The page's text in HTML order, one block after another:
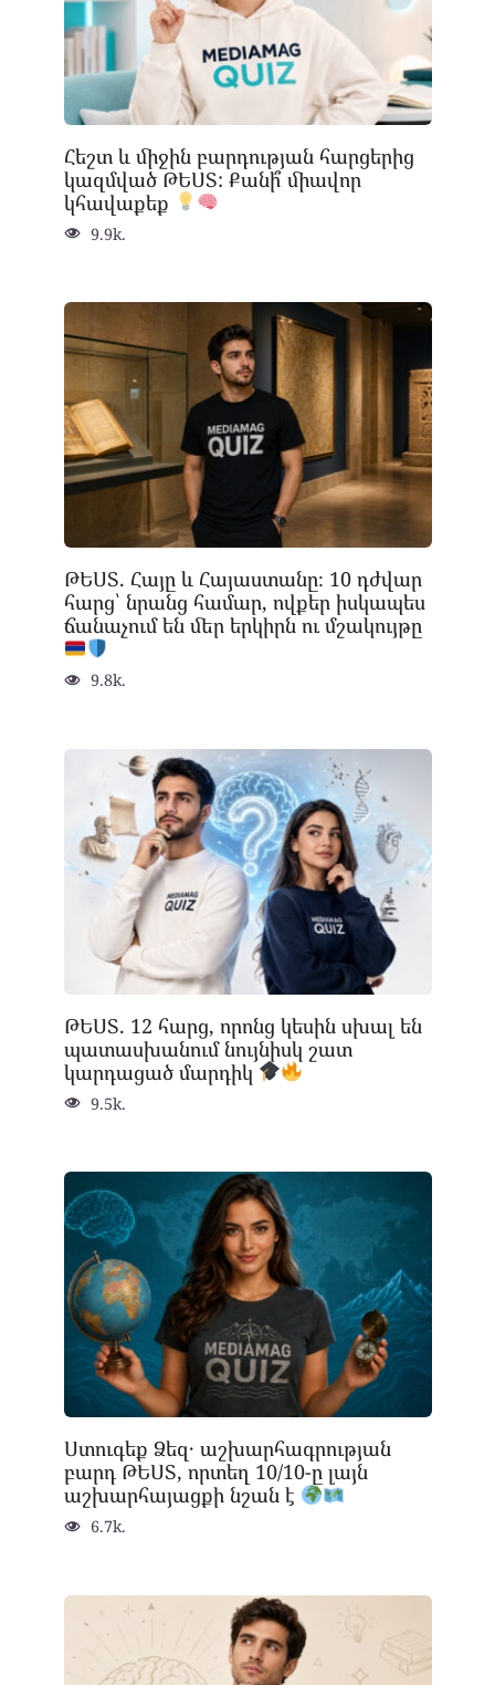
Հեշտ և միջին բարդության հարցերից
կազմված ԹԵՍՏ: Քանի՞ միավոր
կհավաքեք
9.9k.
ԹԵՍՏ. Հայը և Հայաստանը։ 10 դժվար
հարց՝ նրանց համար, ովքեր իսկապես
ճանաչում են մեր երկիրն ու մշակույթը
9.8k.
ԹԵՍՏ. 12 հարց, որոնց կեսին սխալ են
պատասխանում նույնիսկ շատ
կարդացած մարդիկ
9.5k.
Ստուգեք Ձեզ․ աշխարհագրության
բարդ ԹԵՍՏ, որտեղ 10/10-ը լայն
աշխարհայացքի նշան է
6.7k.